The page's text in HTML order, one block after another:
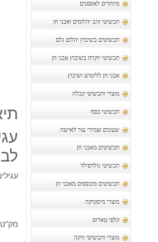
מיוחדים לאספנים
תכשיטי זהב יהלומים ואבני חן
תכשיטים בשיבוץ יהלום גלם
תכשיטי יוקרה בשיבוץ אבני חן
אבני חן לליטוש ושיבוץ
מוצרי ותכשיטי קבלה
תכשיטי כסף
שעונים וצמידי עור לאישה
תכשיטים מאבני חן
תכשיטי גולדפילד
תכשיטים מוכספים מאבני חן
מוצרי מיסטיקה
קלפי טארוט
מוצרי ותכשיטי וויקה
לב